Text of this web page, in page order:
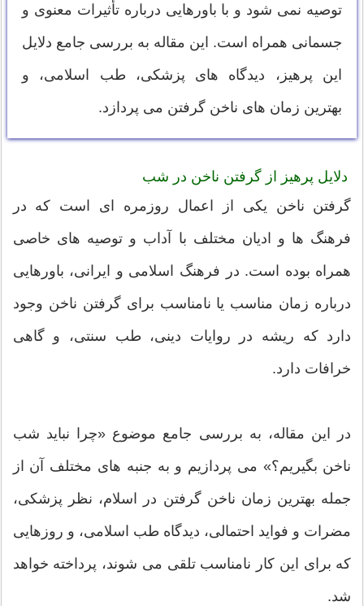
توصیه نمی شود و با باورهایی درباره تأثیرات معنوی و
جسمانی همراه است. این مقاله به بررسی جامع دلایل
این پرهیز، دیدگاه های پزشکی، طب اسلامی، و
بهترین زمان های ناخن گرفتن می پردازد.
دلایل پرهیز از گرفتن ناخن در شب
گرفتن ناخن یکی از اعمال روزمره ای است که در
فرهنگ ها و ادیان مختلف با آداب و توصیه های خاصی
همراه بوده است. در فرهنگ اسلامی و ایرانی، باورهایی
درباره زمان مناسب یا نامناسب برای گرفتن ناخن وجود
دارد که ریشه در روایات دینی، طب سنتی، و گاهی
خرافات دارد.
در این مقاله، به بررسی جامع موضوع «چرا نباید شب
ناخن بگیریم؟» می پردازیم و به جنبه های مختلف آن از
جمله بهترین زمان ناخن گرفتن در اسلام، نظر پزشکی،
مضرات و فواید احتمالی، دیدگاه طب اسلامی، و روزهایی
که برای این کار نامناسب تلقی می شوند، پرداخته خواهد
شد.